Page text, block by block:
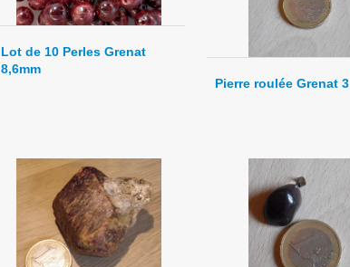
Lot de 10 Perles Grenat
8,6mm
Pierre roulée Grenat 3